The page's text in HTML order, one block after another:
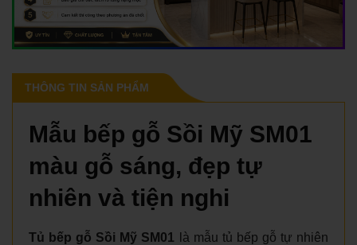
THÔNG TIN SẢN PHẨM
Mẫu bếp gỗ Sồi Mỹ SM01
màu gỗ sáng, đẹp tự
nhiên và tiện nghi
Tủ bếp gỗ Sồi Mỹ SM01 là mẫu tủ bếp gỗ tự nhiên